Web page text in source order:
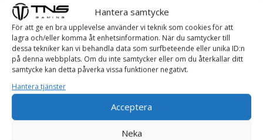
Hantera samtycke
För att ge en bra upplevelse använder vi teknik som cookies för att
lagra och/eller komma åt enhetsinformation. När du samtycker till
dessa tekniker kan vi behandla data som surfbeteende eller unika ID:n
på denna webbplats. Om du inte samtycker eller om du återkallar ditt
samtycke kan detta påverka vissa funktioner negativt.
Hantera tjänster
Acceptera
Neka
GHz, 4 Kärnig processor
Grafikkort: NVIDIA GeForce GTX 1660 SUPER 6 GB / tillgänglig
Grafikminne 10 GB
Hårddisk: 128 GB M.2 SSD + 500 GB HDD utrymme för spel och
lagring
Ram minne: 8 GB RAM minne
Moderkort: ASRock B450 PRO 4